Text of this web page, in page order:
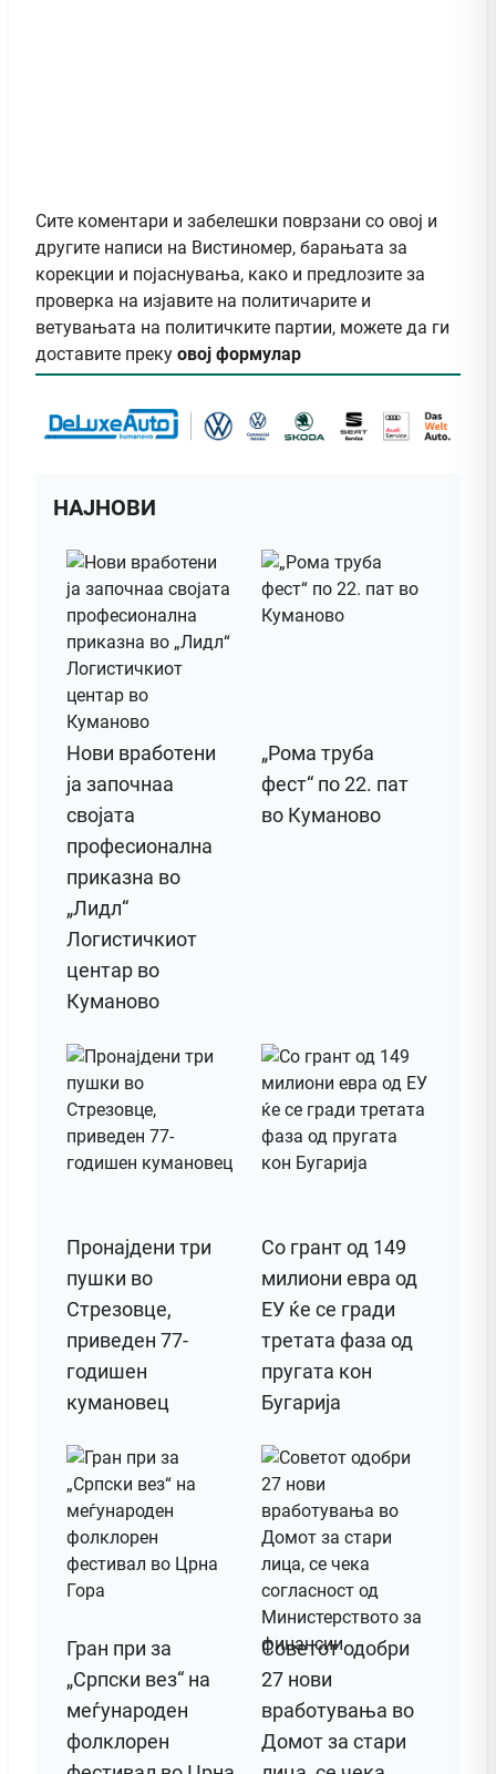
Сите коментари и забелешки поврзани со овој и
другите написи на Вистиномер, барањата за
корекции и појаснувања, како и предлозите за
проверка на изјавите на политичарите и
ветувањата на политичките партии, можете да ги
доставите преку овој формулар
НАЈНОВИ
Нови вработени
ја започнаа
својата
професионална
приказна во
„Лидл“
Логистичкиот
центар во
Куманово
„Рома труба
фест“ по 22. пат
во Куманово
Пронајдени три
пушки во
Стрезовце,
приведен 77-
годишен
кумановец
Со грант од 149
милиони евра од
ЕУ ќе се гради
третата фаза од
пругата кон
Бугарија
Гран при за
„Српски вез“ на
меѓународен
фолклорен
Советот одобри
27 нови
вработувања во
Домот за стари